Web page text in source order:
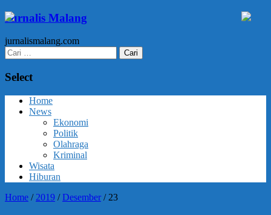
Jurnalis Malang
jurnalismalang.com
Cari
untuk:
Select
Home
News
Ekonomi
Politik
Olahraga
Kriminal
Wisata
Hiburan
Home / 2019 /Desember / 23